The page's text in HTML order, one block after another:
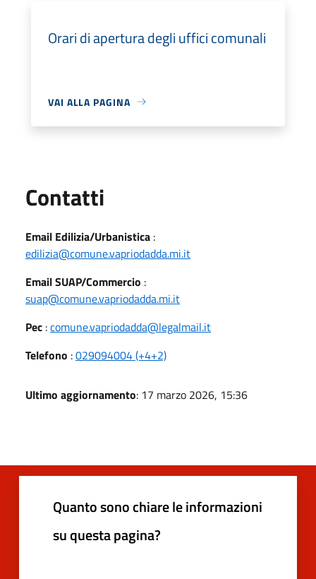
Orari di apertura degli uffici comunali
VAI ALLA PAGINA
Contatti
Email Edilizia/Urbanistica :
edilizia@comune.vapriodadda.mi.it
Email SUAP/Commercio :
suap@comune.vapriodadda.mi.it
Pec :comune.vapriodadda@legalmail.it
Telefono :029094004 (+4+2)
Ultimo aggiornamento: 17 marzo 2026, 15:36
Quanto sono chiare le informazioni
su questa pagina?